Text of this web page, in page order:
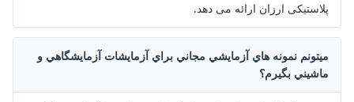
پلاستیکی ارزان ارائه می دهد.
ميتونم نمونه هاي آزمايشي مجاني براي آزمايشات آزمايشگاهي و
ماشيني بگيرم؟